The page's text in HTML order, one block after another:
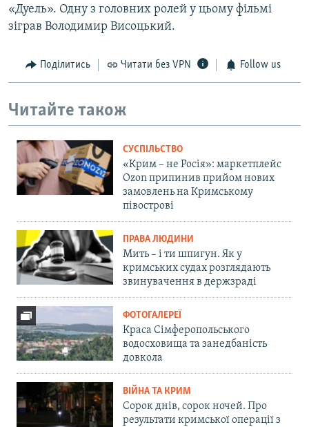
«Дуель». Одну з головних ролей у цьому фільмі
зіграв Володимир Висоцький.
Поділитись Читати без VPN Follow us
Читайте також
СУСПІЛЬСТВО
«Крим – не Росія»: маркетплейс
Ozon припинив прийом нових
замовлень на Кримському
півострові
ПРАВА ЛЮДИНИ
Мить – і ти шпигун. Як у
кримських судах розглядають
звинувачення в держзраді
ФОТОГАЛЕРЕЇ
Краса Сімферопольського
водосховища та занедбаність
довкола
ВІЙНА ТА КРИМ
Сорок днів, сорок ночей. Про
результати кримської операції з